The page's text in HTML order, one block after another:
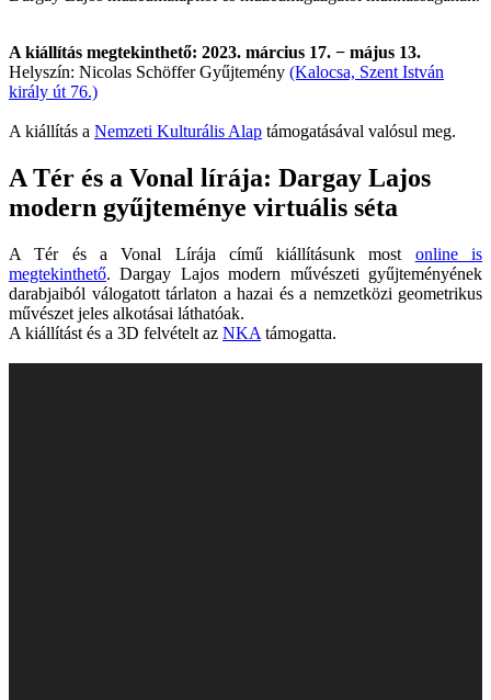
A kiállítás megtekinthető: 2023. március 17. − május 13.
Helyszín: Nicolas Schöffer Gyűjtemény (Kalocsa, Szent István
király út 76.)
A kiállítás a Nemzeti Kulturális Alap támogatásával valósul meg.
A Tér és a Vonal lírája: Dargay Lajos
modern gyűjteménye virtuális séta
A Tér és a Vonal Lírája című kiállításunk most online is
megtekinthető. Dargay Lajos modern művészeti gyűjteményének
darabjaiból válogatott tárlaton a hazai és a nemzetközi geometrikus
művészet jeles alkotásai láthatóak.
A kiállítást és a 3D felvételt az NKA támogatta.